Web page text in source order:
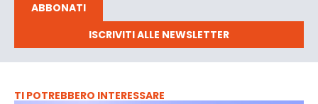
ABBONATI
ISCRIVITI ALLE NEWSLETTER
TI POTREBBERO INTERESSARE